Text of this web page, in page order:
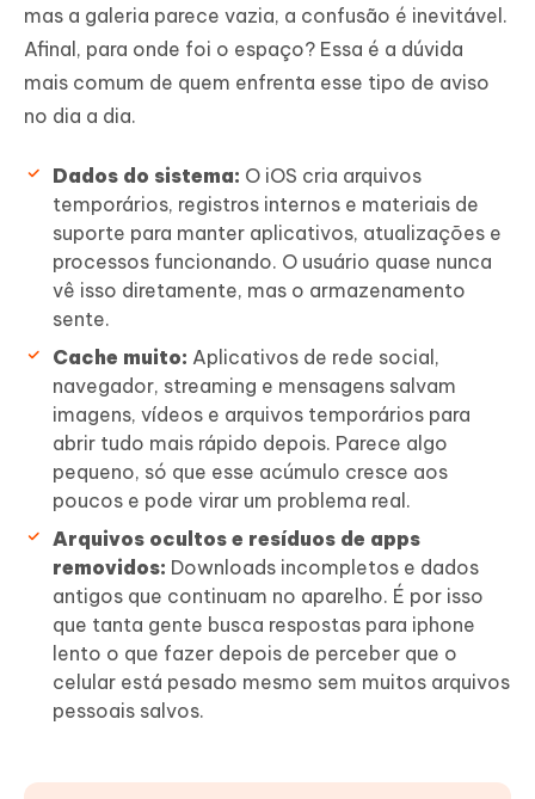
mas a galeria parece vazia, a confusão é inevitável.
Afinal, para onde foi o espaço? Essa é a dúvida
mais comum de quem enfrenta esse tipo de aviso
no dia a dia.
Dados do sistema: O iOS cria arquivos
temporários, registros internos e materiais de
suporte para manter aplicativos, atualizações e
processos funcionando. O usuário quase nunca
vê isso diretamente, mas o armazenamento
sente.
Cache muito: Aplicativos de rede social,
navegador, streaming e mensagens salvam
imagens, vídeos e arquivos temporários para
abrir tudo mais rápido depois. Parece algo
pequeno, só que esse acúmulo cresce aos
poucos e pode virar um problema real.
Arquivos ocultos e resíduos de apps
removidos: Downloads incompletos e dados
antigos que continuam no aparelho. É por isso
que tanta gente busca respostas para iphone
lento o que fazer depois de perceber que o
celular está pesado mesmo sem muitos arquivos
pessoais salvos.